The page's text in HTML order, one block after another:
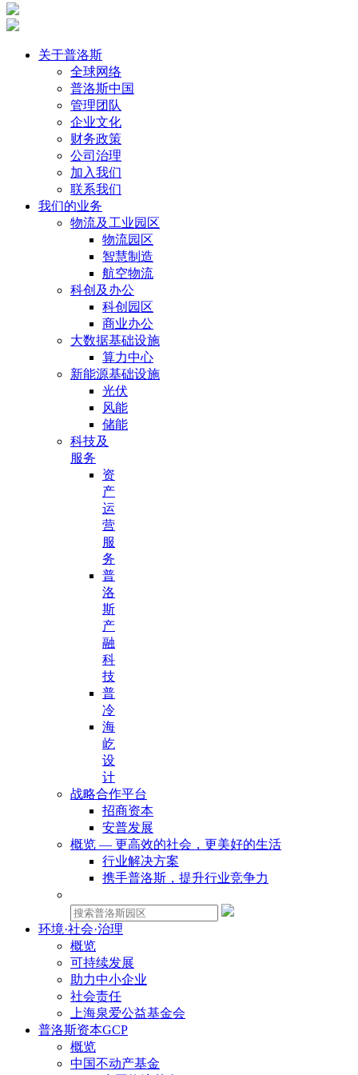
关于普洛斯
全球网络
普洛斯中国
管理团队
企业文化
财务政策
公司治理
加入我们
联系我们
我们的业务
物流及工业园区
物流园区
智慧制造
航空物流
科创及办公
科创园区
商业办公
大数据基础设施
算力中心
新能源基础设施
光伏
风能
储能
科技及
服务
资
产
运
营
服
务
普
洛
斯
产
融
科
技
普
冷
海
屹
设
计
战略合作平台
招商资本
安普发展
概览 — 更高效的社会，更美好的生活
行业解决方案
携手普洛斯，提升行业竞争力
环境·社会·治理
概览
可持续发展
助力中小企业
社会责任
上海泉爱公益基金会
普洛斯资本GCP
概览
中国不动产基金